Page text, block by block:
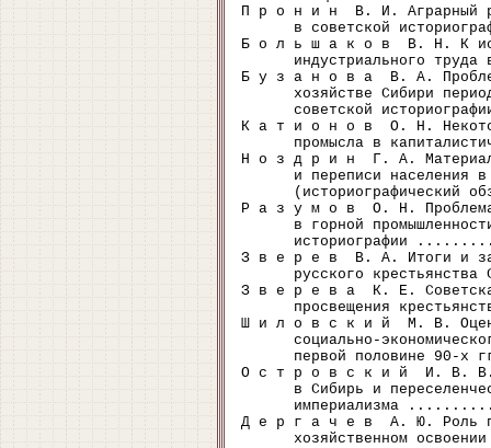
П р о н и н  В. И. Аграрный
в советской
Б о л ь ш а к о в  В. Н. К
индустриального труда
Б у з а н о в а  В. А.
хозяйстве Сибири
советской
К а т и о н о в  О. Н.
промысла в
Н о з д р и н  Г. А. Материалы
и переписи населения
(историографический
Р а з у м о в  О. Н. Проблема
в горной
историографии
З в е р е в  В. А. Итоги и
русского крестьянства
З в е р е в а  К. Е.
просвещения
Ш и л о в с к и й  М. В.
социально-
первой половине 90-х
О с т р о в с к и й  И. В.
в Сибирь и
империализма
Д е р г а ч е в  А. Ю. Роль
хозяйственном